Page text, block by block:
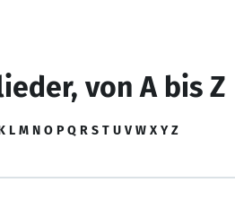
von A bis Z
L M N O P Q R S T U V W X Y Z